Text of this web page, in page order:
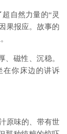
自然力量的“灵
果报应。故事的
磁性、沉稳。
在你床边的讲诉
原味的、带有世